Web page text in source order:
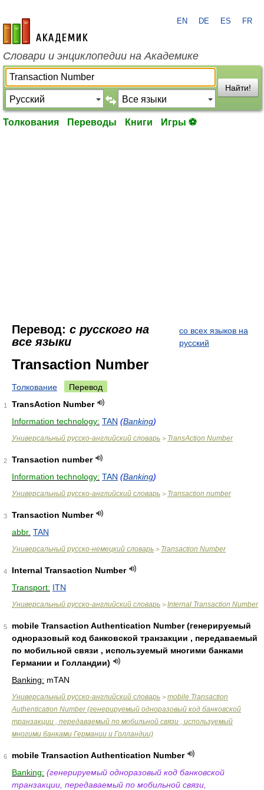
academic.ru
EN DE ES FR
Словари и энциклопедии на Академике
Найти!
Толкования Переводы Книги Игры ⚽
Перевод: с русского на
все языки
со всех языков на
русский
Transaction Number
Толкование Перевод
1
TransAction Number
Information technology: TAN (Banking)
Универсальный русско-английский словарь > TransAction Number
2
Transaction number
Information technology: TAN (Banking)
Универсальный русско-английский словарь > Transaction number
3
Transaction Number
abbr. TAN
Универсальный русско-немецкий словарь > Transaction Number
4
Internal Transaction Number
Transport: ITN
Универсальный русско-английский словарь > Internal Transaction Number
5
mobile Transaction Authentication Number (генерируемый
одноразовый код банковской транзакции , передаваемый
по мобильной связи , используемый многими банками
Германии и Голландии)
Banking: mTAN
Универсальный русско-английский словарь > mobile Transaction
Authentication Number (генерируемый одноразовый код банковской
транзакции , передаваемый по мобильной связи , используемый
многими банками Германии и Голландии)
6
mobile Transaction Authentication Number
Banking: (генерируемый одноразовый код банковской
транзакции, передаваемый по мобильной связи,